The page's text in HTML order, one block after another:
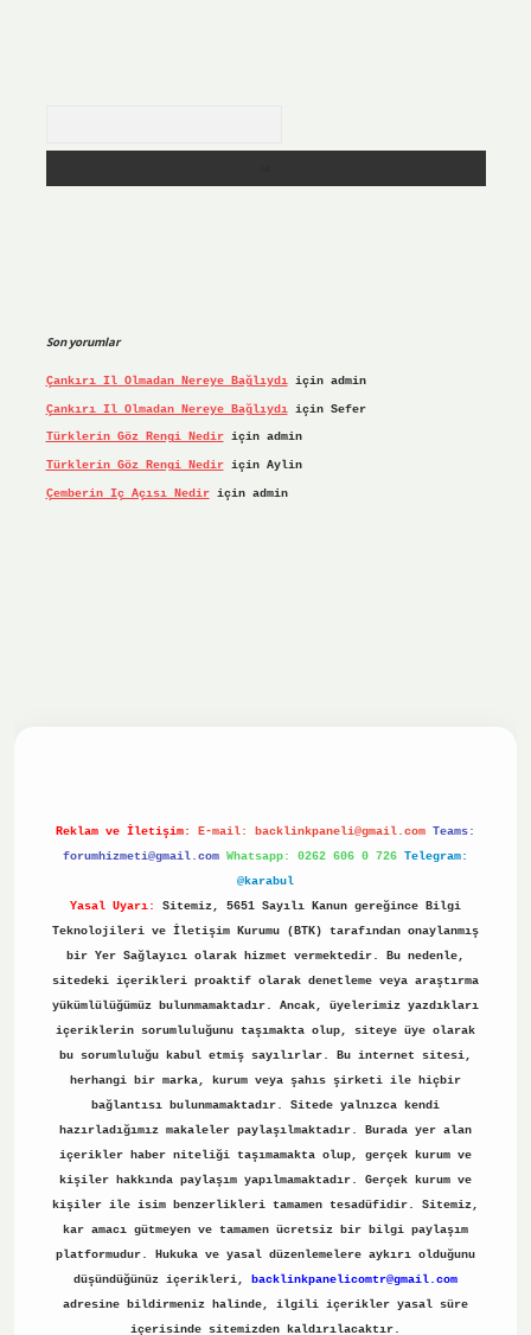
Son yorumlar
Çankırı Il Olmadan Nereye Bağlıydıiçin admin
Çankırı Il Olmadan Nereye Bağlıydıiçin Sefer
Türklerin Göz Rengi Nediriçin admin
Türklerin Göz Rengi Nediriçin Aylin
Çemberin Iç Açısı Nediriçin admin
Reklam ve İletişim: E-mail: backlinkpaneli@gmail.com Teams:
forumhizmeti@gmail.com Whatsapp: 0262 606 0 726 Telegram:
@karabul
Yasal Uyarı:
Sitemiz, 5651 Sayılı Kanun gereğince Bilgi
Teknolojileri ve İletişim Kurumu (BTK) tarafından onaylanmış
bir Yer Sağlayıcı olarak hizmet vermektedir. Bu nedenle,
sitedeki içerikleri proaktif olarak denetleme veya araştırma
yükümlülüğümüz bulunmamaktadır. Ancak, üyelerimiz yazdıkları
içeriklerin sorumluluğunu taşımakta olup, siteye üye olarak
bu sorumluluğu kabul etmiş sayılırlar. Bu internet sitesi,
herhangi bir marka, kurum veya şahıs şirketi ile hiçbir
bağlantısı bulunmamaktadır. Sitede yalnızca kendi
hazırladığımız makaleler paylaşılmaktadır. Burada yer alan
içerikler haber niteliği taşımamakta olup, gerçek kurum ve
kişiler hakkında paylaşım yapılmamaktadır. Gerçek kurum ve
kişiler ile isim benzerlikleri tamamen tesadüfidir. Sitemiz,
kar amacı gütmeyen ve tamamen ücretsiz bir bilgi paylaşım
platformudur. Hukuka ve yasal düzenlemelere aykırı olduğunu
düşündüğünüz içerikleri,
backlinkpanelicomtr@gmail.com
adresine bildirmeniz halinde, ilgili içerikler yasal süre
içerisinde sitemizden kaldırılacaktır.